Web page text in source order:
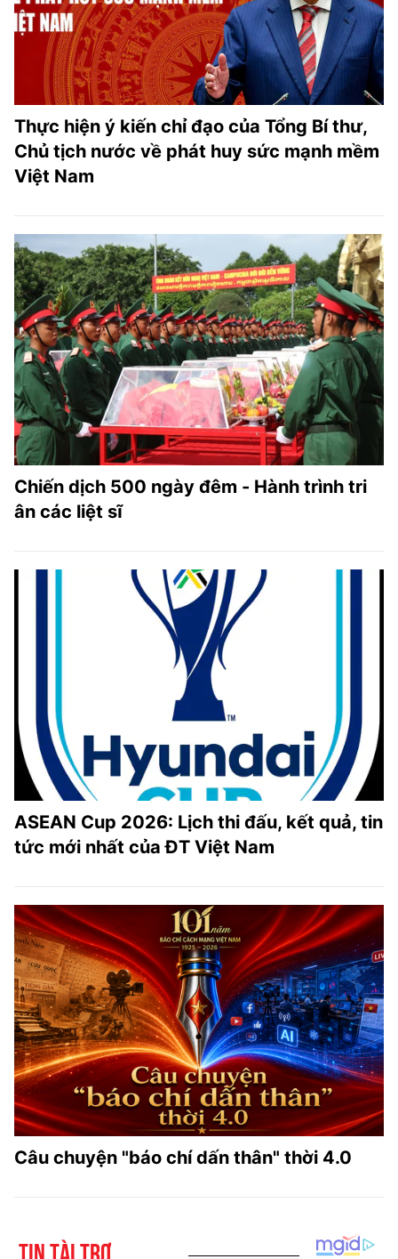
Thực hiện ý kiến chỉ đạo của Tổng Bí thư,
Chủ tịch nước về phát huy sức mạnh mềm
Việt Nam
Chiến dịch 500 ngày đêm - Hành trình tri
ân các liệt sĩ
ASEAN Cup 2026: Lịch thi đấu, kết quả, tin
tức mới nhất của ĐT Việt Nam
Câu chuyện "báo chí dấn thân" thời 4.0